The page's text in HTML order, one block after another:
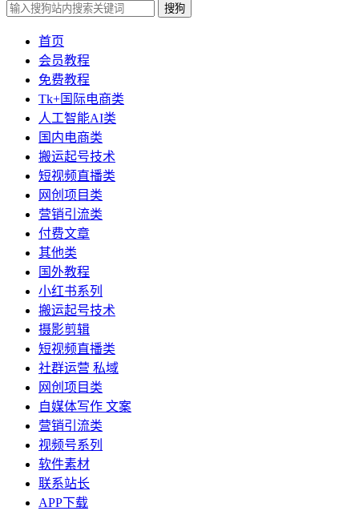
搜狗
首页
会员教程
免费教程
Tk+国际电商类
人工智能AI类
国内电商类
搬运起号技术
短视频直播类
网创项目类
营销引流类
付费文章
其他类
国外教程
小红书系列
搬运起号技术
摄影剪辑
短视频直播类
社群运营 私域
网创项目类
自媒体写作 文案
营销引流类
视频号系列
软件素材
联系站长
APP下载